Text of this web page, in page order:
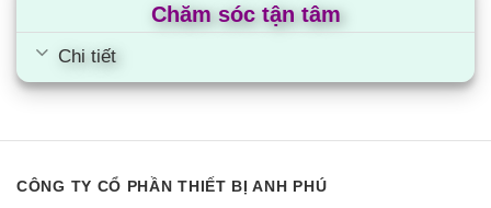
Chăm sóc tận tâm
Chi tiết
CÔNG TY CỔ PHẦN THIẾT BỊ ANH PHÚ